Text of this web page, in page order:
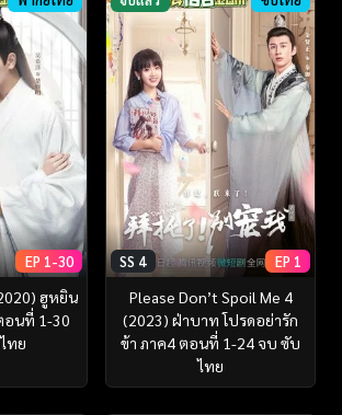
EP 1-30
ฮูหยิน
นที่ 1-30
ทย
SS 4 EP 1
Please Don’t Spoil Me 4
(2023) ฝ่าบาท โปรดอย่ารัก
ข้า ภาค4 ตอนที่ 1-24 จบ ซับ
ไทย